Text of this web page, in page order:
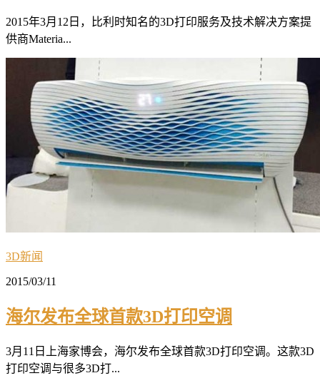
2015年3月12日，比利时知名的3D打印服务及技术解决方案提
供商Materia...
3D新闻
2015/03/11
海尔发布全球首款3D打印空调
3月11日上海家博会，海尔发布全球首款3D打印空调。这款3D
打印空调与很多3D打...